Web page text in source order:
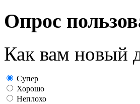
Опрос
Как вам новый
Супер
Хорошо
Неплохо